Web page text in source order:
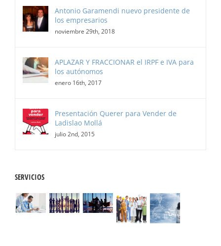
Antonio Garamendi nuevo presidente de
los empresarios
noviembre 29th, 2018
APLAZAR Y FRACCIONAR el IRPF e IVA para
los autónomos
enero 16th, 2017
Presentación Querer para Vender de
Ladislao Mollá
julio 2nd, 2015
SERVICIOS